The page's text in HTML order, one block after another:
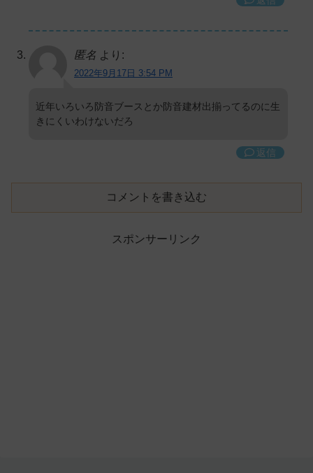
匿名 より:
2022年9月17日 3:54 PM
近年いろいろ防音ブースとか防音建材出揃ってるのに生
きにくいわけないだろ
返信
コメントを書き込む
スポンサーリンク